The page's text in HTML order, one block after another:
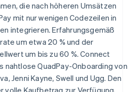
die nach höheren Umsätzen
mit nur wenigen Codezeilen in
integrieren. Erfahrungsgemäß
um etwa 20 % und der
um bis zu 60 %. Connect
nahtlose QuadPay-Onboarding von
Jenni Kayne, Swell und Ugg. Den
English